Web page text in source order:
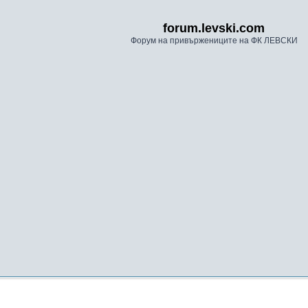
forum.levski.com
Форум на привържениците на ФК ЛЕВСКИ